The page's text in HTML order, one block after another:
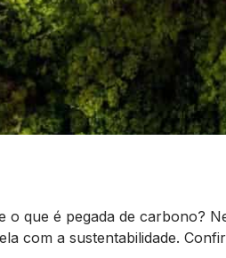
o que é pegada de carbono?
com a sustentabilidade.